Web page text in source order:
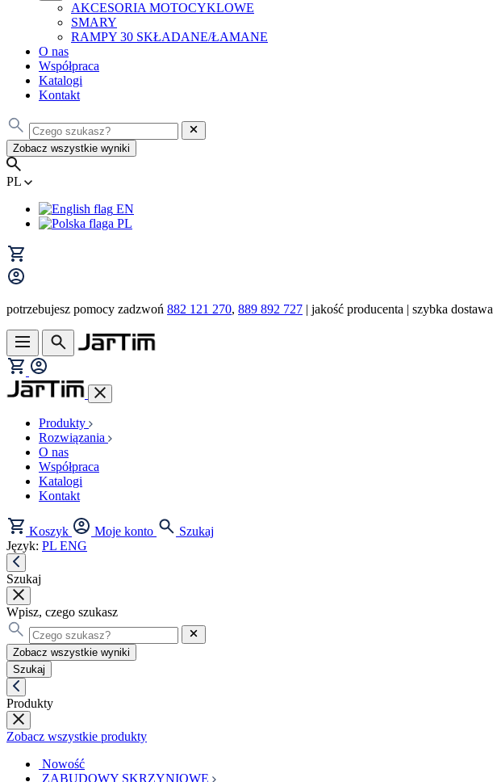
AKCESORIA MOTOCYKLOWE
SMARY
RAMPY 30 SKŁADANE/ŁAMANE
O nas
Współpraca
Katalogi
Kontakt
Zobacz wszystkie wyniki
PL
EN
PL
potrzebujesz pomocy zadzwoń 882 121 270, 889 892 727 | jakość producenta | szybka dostawa
Produkty
Rozwiązania
O nas
Współpraca
Katalogi
Kontakt
Koszyk Moje konto
Szukaj
Język: PL ENG
Szukaj
Wpisz, czego szukasz
Zobacz wszystkie wyniki
Szukaj
Produkty
Zobacz wszystkie produkty
Nowość
ZABUDOWY SKRZYNIOWE